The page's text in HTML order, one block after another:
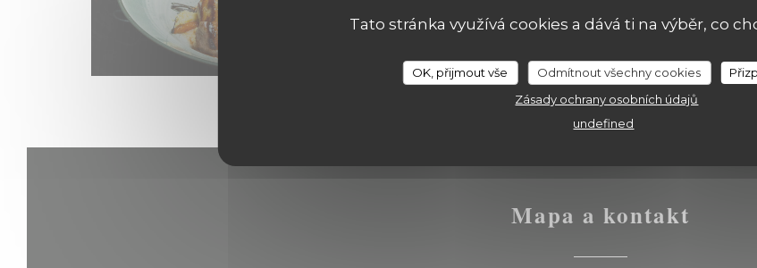
Tato stránka využívá cookies a dává ti na výběr, co
OK, přijmout vše Odmítnout všechny cookies
Zásady ochrany osobních údajů
undefined
Mapa a kontakt